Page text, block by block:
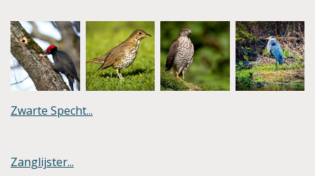
Zwarte Specht...
Zanglijster...